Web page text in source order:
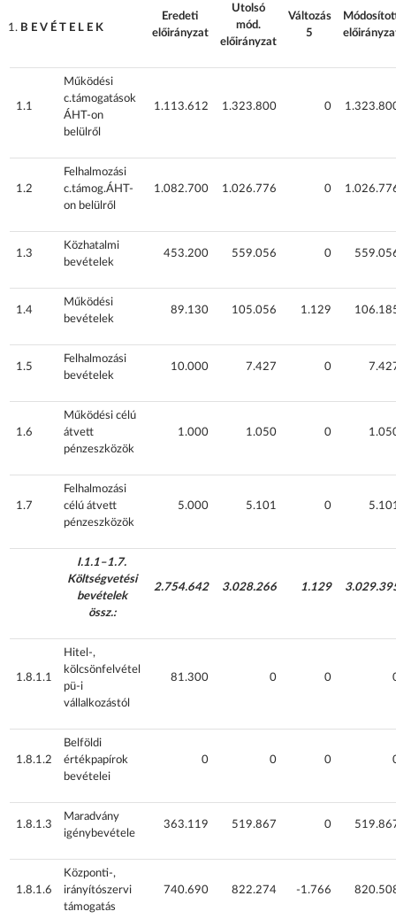
B E V É T E L E K
Eredeti
előirányzat
Utolsó
mód.
előirányzat
Változás
5
1.1
Működési
c.támogatások
ÁHT-on
belülről
1.113.612 1.323.800 0
1.2
Felhalmozási
c.támog.ÁHT-
on belülről
1.082.700 1.026.776 0
1.3
Közhatalmi
bevételek
453.200 559.056 0
1.4
Működési
bevételek
89.130 105.056 1.129
1.5
Felhalmozási
bevételek
10.000 7.427 0
1.6
Működési célú
átvett
pénzeszközök
1.000 1.050 0
1.7
Felhalmozási
célú átvett
pénzeszközök
5.000 5.101 0
I.1.1–1.7.
Költségvetési
bevételek
össz.:
2.754.642 3.028.266 1.129
1.8.1.1
Hitel-,
kölcsönfelvétel
pü-i
vállalkozástól
81.300 0 0
1.8.1.2
Belföldi
értékpapírok
bevételei
0 0 0
1.8.1.3
Maradvány
igénybevétele
363.119 519.867 0
1.8.1.6
Központi-,
irányítószervi
támogatás
740.690 822.274 -1.766